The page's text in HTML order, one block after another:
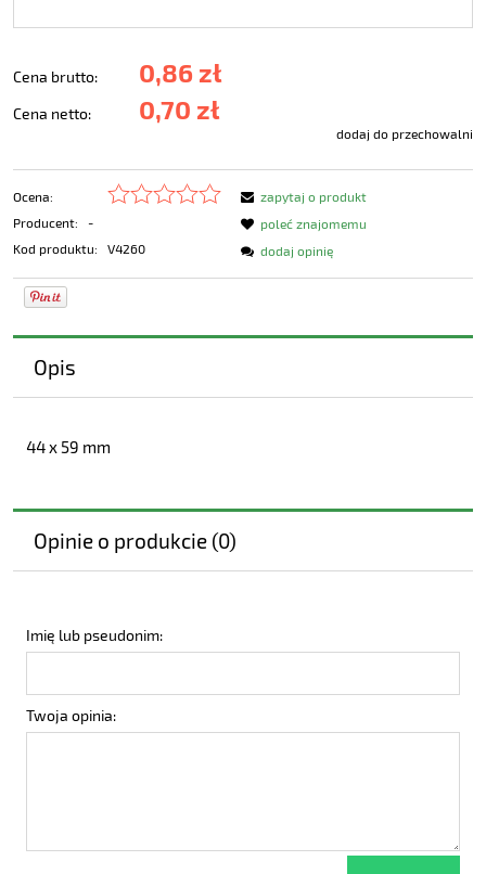
Cena brutto: 0,86 zł
Cena netto: 0,70 zł
dodaj do przechowalni
Ocena:
Producent:
-
Kod produktu:
V4260
zapytaj o produkt
poleć znajomemu
dodaj opinię
Opis
44 x 59 mm
Opinie o produkcie (0)
Imię lub pseudonim:
Twoja opinia: